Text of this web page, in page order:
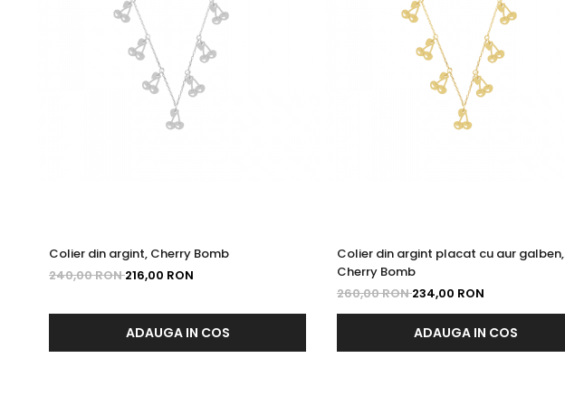
Colier din argint, Cherry Bomb
240,00 RON216,00 RON
ADAUGA IN COS
Colier din argint placat cu aur galben,
Cherry Bomb
260,00 RON234,00 RON
ADAUGA IN COS